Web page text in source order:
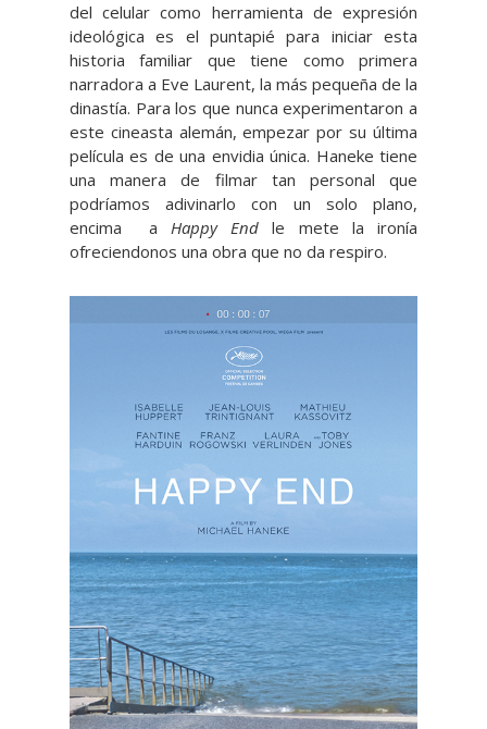
del celular como herramienta de expresión
ideológica es el puntapié para iniciar esta
historia familiar que tiene como primera
narradora a Eve Laurent, la más pequeña de la
dinastía. Para los que nunca experimentaron a
este cineasta alemán, empezar por su última
película es de una envidia única. Haneke tiene
una manera de filmar tan personal que
podríamos adivinarlo con un solo plano,
encima a Happy End le mete la ironía
ofreciendonos una obra que no da respiro.